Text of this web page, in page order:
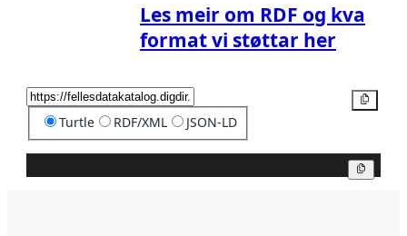
Les meir om RDF og kva
format vi støttar her
Turtle RDF/XML JSON-LD